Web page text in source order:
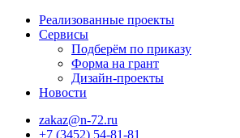
Реализованные проекты
Сервисы
Подберём по приказу
Форма на грант
Дизайн-проекты
Новости
zakaz@n-72.ru
+7 (3452) 54-81-81